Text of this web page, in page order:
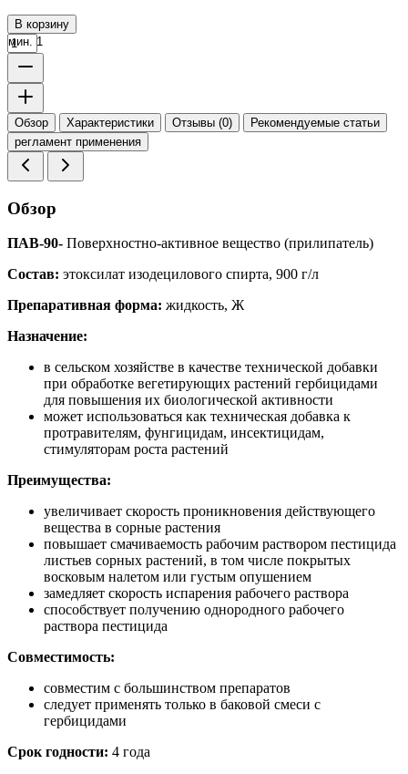
В корзину
мин. 1
Обзор Характеристики Отзывы (0)
Рекомендуемые статьи
регламент применения
Обзор
ПАВ-90- Поверхностно-активное вещество (прилипатель)
Состав: этоксилат изодецилового спирта, 900 г/л
Препаративная форма: жидкость, Ж
Назначение:
в сельском хозяйстве в качестве технической добавки
при обработке вегетирующих растений гербицидами
для повышения их биологической активности
может использоваться как техническая добавка к
протравителям, фунгицидам, инсектицидам,
стимуляторам роста растений
Преимущества:
увеличивает скорость проникновения действующего
вещества в сорные растения
повышает смачиваемость рабочим раствором пестицида
листьев сорных растений, в том числе покрытых
восковым налетом или густым опушением
замедляет скорость испарения рабочего раствора
способствует получению однородного рабочего
раствора пестицида
Совместимость:
совместим с большинством препаратов
следует применять только в баковой смеси с
гербицидами
Срок годности: 4 года